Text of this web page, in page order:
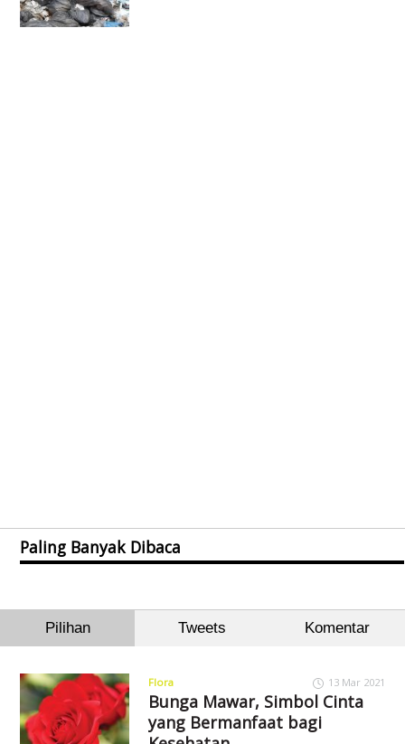
Paling Banyak Dibaca
Pilihan Tweets Komentar
Flora 13 Mar 2021
Bunga Mawar, Simbol Cinta
yang Bermanfaat bagi